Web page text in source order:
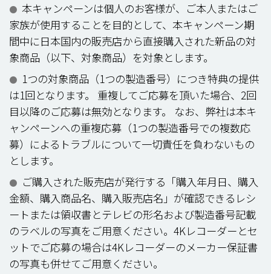
● 本キャンペーンは個人のお客様が、ご本人またはご
家族が使用することを目的として、本キャンペーン期
間中に日本国内の販売店から直接購入された新品の対
象商品（以下、対象商品）を対象とします。
● 1つの対象商品（1つの製造番号）につき特典の提供
は1回となります。 重複してご応募を頂いた場合、2回
目以降のご応募は無効となります。 なお、弊社は本キ
ャンペーンへの重複応募（1つの製造番号での複数応
募）によるトラブルについて一切責任を負わないもの
とします。
● ご購入された販売店が発行する「購入年月日、購入
金額、購入商品名、購入販売店名」が確認できるレシ
ートまたは領収書とテレビの形名および製造番号記載
のラベルの写真をご用意ください。4Kレコーダーとセ
ットでご応募の場合は4Kレコーダーのメーカー保証書
の写真も併せてご用意ください。